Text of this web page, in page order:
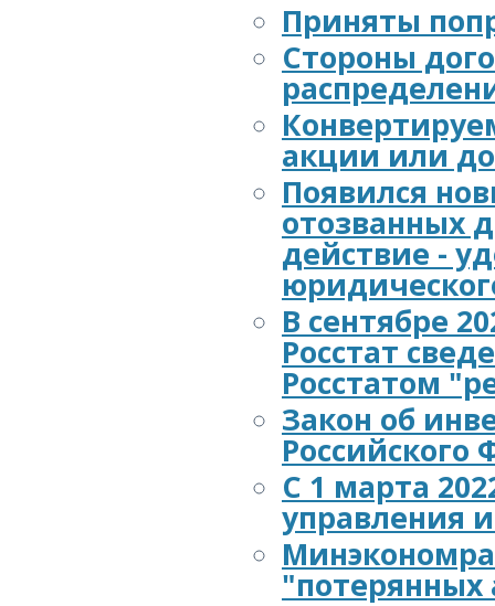
Приняты
Стороны
акции или
Появился
отозванных
действие -
В сентябре
Росстат
Росстатом
Закон об
С 1 марта
управления
"потерянных